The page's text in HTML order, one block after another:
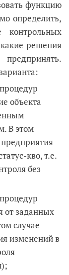
функцию
определить,
контрольных
какие решения
объекта
В этом
кво, т.е.
без
от заданных
случае
изменений в